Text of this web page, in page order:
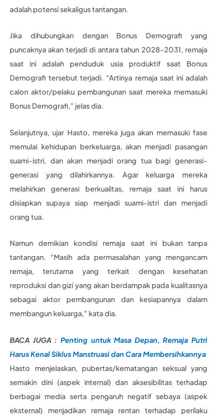
adalah potensi sekaligus tantangan.
Jika dihubungkan dengan Bonus Demografi yang
puncaknya akan terjadi di antara tahun 2028–2031, remaja
saat ini adalah penduduk usia produktif saat Bonus
Demografi tersebut terjadi. “Artinya remaja saat ini adalah
calon aktor/pelaku pembangunan saat mereka memasuki
Bonus Demografi,” jelas dia.
Selanjutnya, ujar Hasto, mereka juga akan memasuki fase
memulai kehidupan berkeluarga, akan menjadi pasangan
suami-istri, dan akan menjadi orang tua bagi generasi-
generasi yang dilahirkannya. Agar keluarga mereka
melahirkan generasi berkualitas, remaja saat ini harus
disiapkan supaya siap menjadi suami-istri dan menjadi
orang tua.
Namun demikian kondisi remaja saat ini bukan tanpa
tantangan. “Masih ada permasalahan yang mengancam
remaja, terutama yang terkait dengan kesehatan
reproduksi dan gizi yang akan berdampak pada kualitasnya
sebagai aktor pembangunan dan kesiapannya dalam
membangun keluarga,” kata dia.
BACA JUGA : Penting untuk Masa Depan, Remaja Putri
Harus Kenal Siklus Manstruasi dan Cara Membersihkannya
Hasto menjelaskan, pubertas/kematangan seksual yang
semakin dini (aspek internal) dan aksesibilitas terhadap
berbagai media serta pengaruh negatif sebaya (aspek
eksternal) menjadikan remaja rentan terhadap perilaku